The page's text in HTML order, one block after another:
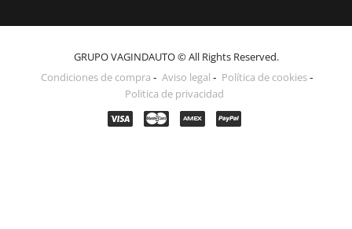
GRUPO VAGINDAUTO © All Rights Reserved.
Condiciones de compra
Aviso legal
Política de cookies
Politica de privacidad